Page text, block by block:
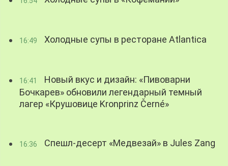
16:49 Холодные супы в ресторане Atlantica
16:41
Новый вкус и дизайн: «Пивоварни
Бочкарев» обновили легендарный темный
лагер «Крушовице Kronprinz Černé»
16:36 Спешл-десерт «Медвезай» в Jules Zang